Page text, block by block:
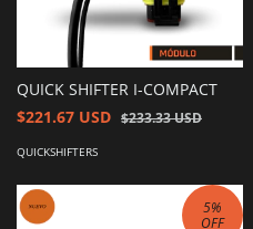
QUICK SHIFTER I-COMPACT
$221.67 USD $233.33 USD
QUICKSHIFTERS
5%
OFF